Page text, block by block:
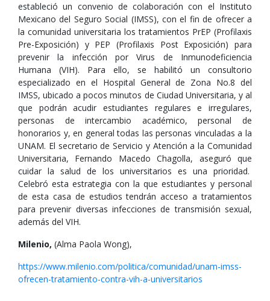
estableció un convenio de colaboración con el Instituto
Mexicano del Seguro Social (IMSS), con el fin de ofrecer a
la comunidad universitaria los tratamientos PrEP (Profilaxis
Pre-Exposición) y PEP (Profilaxis Post Exposición) para
prevenir la infección por Virus de Inmunodeficiencia
Humana (VIH). Para ello, se habilitó un consultorio
especializado en el Hospital General de Zona No.8 del
IMSS, ubicado a pocos minutos de Ciudad Universitaria, y al
que podrán acudir estudiantes regulares e irregulares,
personas de intercambio académico, personal de
honorarios y, en general todas las personas vinculadas a la
UNAM. El secretario de Servicio y Atención a la Comunidad
Universitaria, Fernando Macedo Chagolla, aseguró que
cuidar la salud de los universitarios es una prioridad.
Celebró esta estrategia con la que estudiantes y personal
de esta casa de estudios tendrán acceso a tratamientos
para prevenir diversas infecciones de transmisión sexual,
además del VIH.
Milenio, (Alma Paola Wong),
https://www.milenio.com/politica/comunidad/unam-imss-
ofrecen-tratamiento-contra-vih-a-universitarios